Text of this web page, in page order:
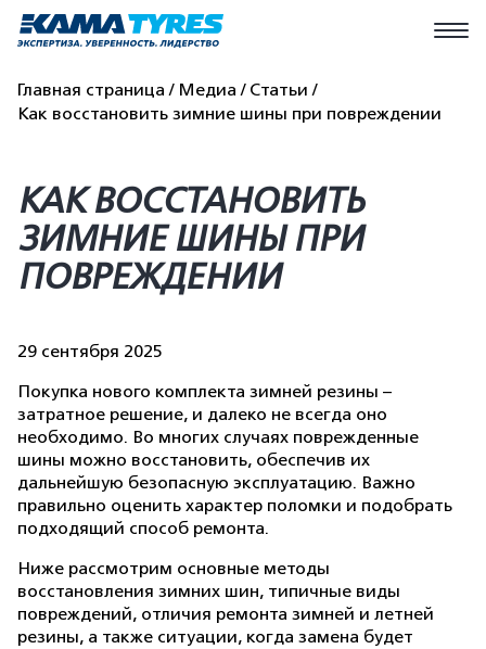
Главная страница Медиа
Статьи
Как восстановить зимние шины при повреждении
КАК ВОССТАНОВИТЬ
ЗИМНИЕ ШИНЫ ПРИ
ПОВРЕЖДЕНИИ
29 сентября 2025
Покупка нового комплекта зимней резины –
затратное решение, и далеко не всегда оно
необходимо. Во многих случаях поврежденные
шины можно восстановить, обеспечив их
дальнейшую безопасную эксплуатацию. Важно
правильно оценить характер поломки и подобрать
подходящий способ ремонта.
Ниже рассмотрим основные методы
восстановления зимних шин, типичные виды
повреждений, отличия ремонта зимней и летней
резины, а также ситуации, когда замена будет